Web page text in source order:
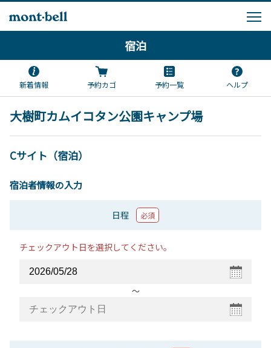
宿泊
新着情報 予約カゴ 予約一覧 ヘルプ
大樹町カムイコタン公園キャンプ場
Cサイト（宿泊）
宿泊者情報の入力
日程 必須
チェックアウト日を選択してください。
〜